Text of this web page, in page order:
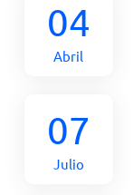
04
Abril
07
Julio